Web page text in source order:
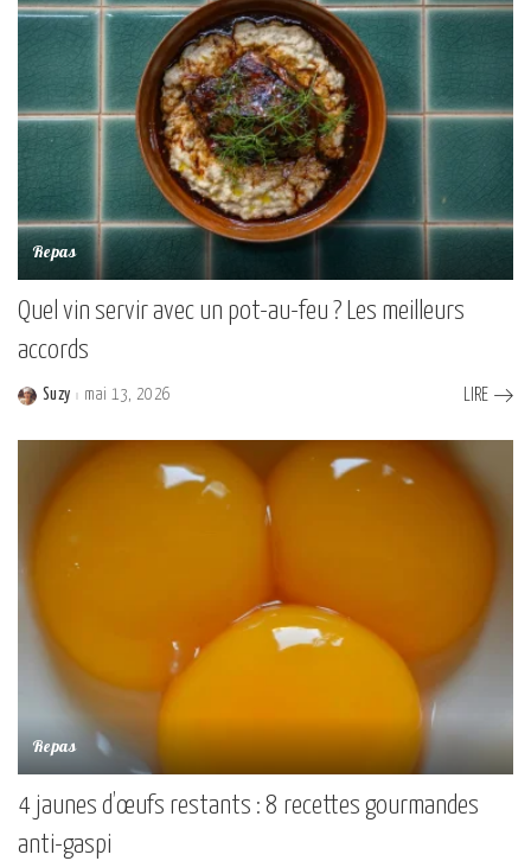
Repas
Quel vin servir avec un pot-au-feu ? Les meilleurs
accords
Posted
Suzy mai 13, 2026 LIRE
Repas
4 jaunes d’œufs restants : 8 recettes gourmandes
anti-gaspi